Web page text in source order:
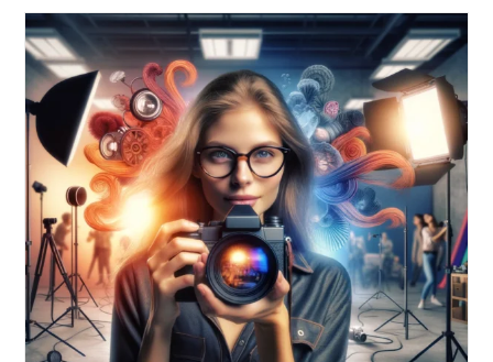
Vordergrund,
Mittelgrund
Und
Hintergrund.
Fotografieren
Auf
Augenhöhe
Von
Objekten,
Tieren
Und
Menschen
Inkl.
37
Tipps
Und
Tricks